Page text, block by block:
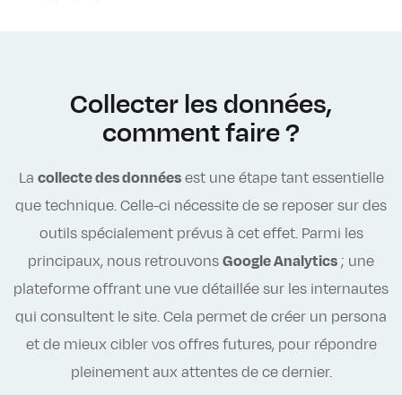
Collecter les données,
comment faire ?
La collecte des donnéesest une étape tant essentielle
que technique. Celle-ci nécessite de se reposer sur des
outils spécialement prévus à cet effet. Parmi les
principaux, nous retrouvons Google Analytics ; une
plateforme offrant une vue détaillée sur les internautes
qui consultent le site. Cela permet de créer un persona
et de mieux cibler vos offres futures, pour répondre
pleinement aux attentes de ce dernier.